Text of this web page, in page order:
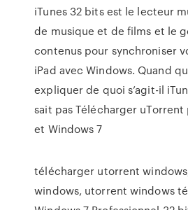
iTunes 32 bits est le lecteur
de musique et de films et le
contenus pour synchroniser
iPad avec Windows. Quand
expliquer de quoi s’agit-il
sait pas Télécharger uTorrent
et Windows 7
télécharger utorrent
windows, utorrent windows